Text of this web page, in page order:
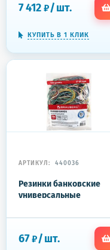
натуральный каучук,
7 412 ₽/шт.
КУПИТЬ В 1 КЛИК
АРТИКУЛ: 440036
Резинки банковские
универсальные
BRAUBERG 100 г,
цветные, натуральный
каучук, 440036
67 ₽/шт.